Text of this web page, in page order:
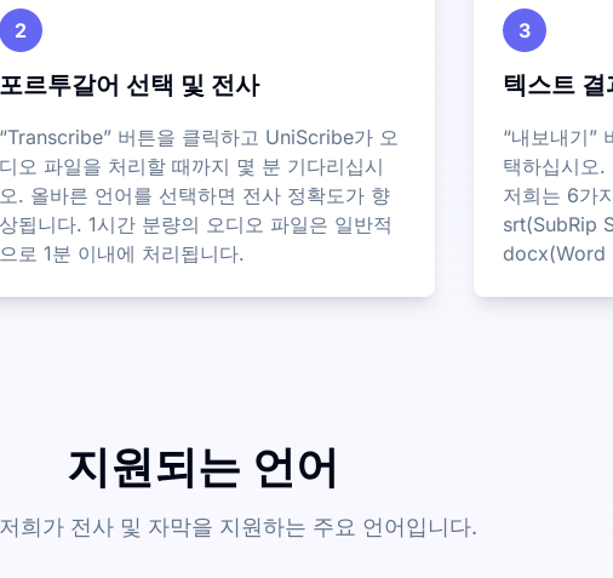
2
포르투갈어 선택 및 전사
“Transcribe” 버튼을 클릭하고 UniScribe가 오
디오 파일을 처리할 때까지 몇 분 기다리십시
오. 올바른 언어를 선택하면 전사 정확도가 향
상됩니다. 1시간 분량의 오디오 파일은 일반적
으로 1분 이내에 처리됩니다.
3
텍스트 결
“내보내기”
택하십시오.
저희는 6가
srt(SubRip
docx(Word
지원되는 언어
희가 전사 및 자막을 지원하는 주요 언어입니다.